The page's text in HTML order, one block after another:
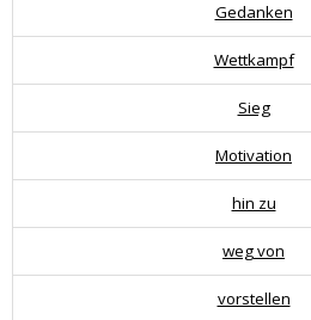
Gedanken
Wettkampf
Sieg
Motivation
hin zu
weg von
vorstellen